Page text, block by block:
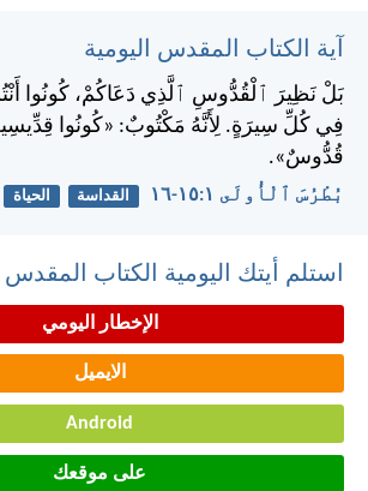
آية الكتاب المقدس اليومية
بَلْ نَظِيرَ ٱلْقُدُّوسِ ٱلَّذِي دَعَاكُمْ، كُونُوا
فِي كُلِّ سِيرَةٍ. لِأَنَّهُ مَكْتُوبٌ: «كُونُوا
قُدُّوسٌ».
بُطْرُسَ ٱلْأُولَى ١:‏١٥-‏١٦ القداسة الحياة
استلم أيتك اليومية الكتاب المقدس
الإخطار اليومي
الايميل
Android
على موقعك